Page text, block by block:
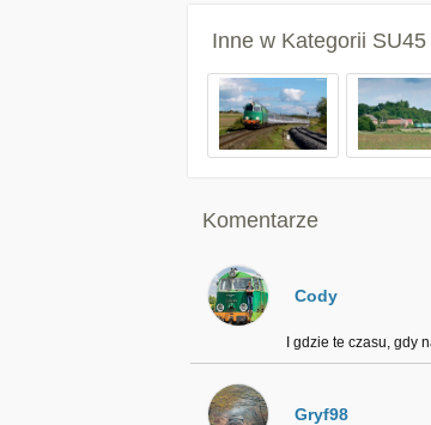
Inne w Kategorii
Komentarze
Cody
I gdzie te czasu, gdy
Gryf98